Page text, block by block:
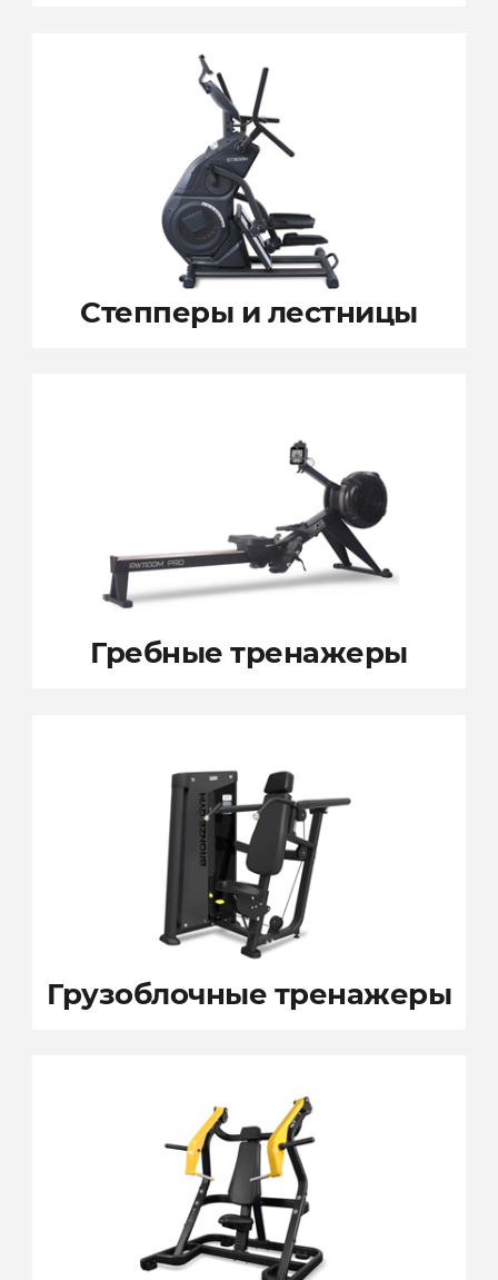
Степперы и лестницы
Гребныетренажеры
Грузоблочные тренажеры